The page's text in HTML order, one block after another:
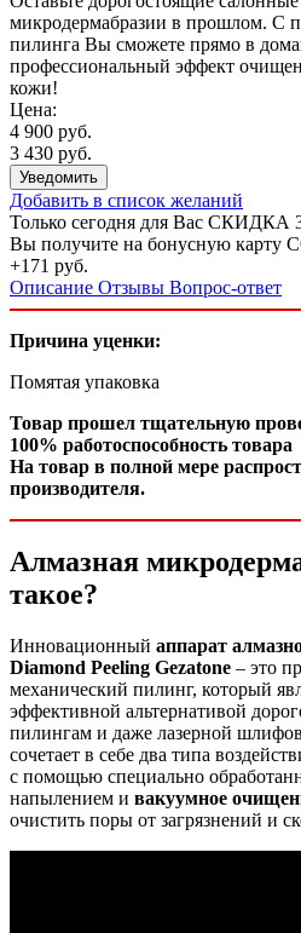
микродермабразии в прошлом. С
пилинга Вы сможете прямо в
профессиональный эффект
кожи!
Цена:
4 900 руб.
3 430 руб.
Уведомить
Добавить в список желаний
Только сегодня для Вас СКИДКА
Вы получите на бонусную
+171 руб.
Описание Отзывы Вопрос-ответ
Причина уценки:
Помятая упаковка
Товар прошел тщательную
100% работоспособность товара
На товар в полной мере
производителя.
Алмазная
такое?
Инновационный аппарат
Diamond Peeling Gezatone – это
механический пилинг, который
эффективной альтернативой
пилингам и даже лазерной
сочетает в себе два типа
с помощью специально
напылением и вакуумное
очистить поры от загрязнений и